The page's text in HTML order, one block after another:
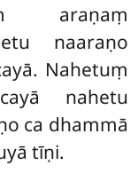
araṇaṃ
naaraṇo
Nahetuṃ
nahetu
ca dhammā
tīṇi.